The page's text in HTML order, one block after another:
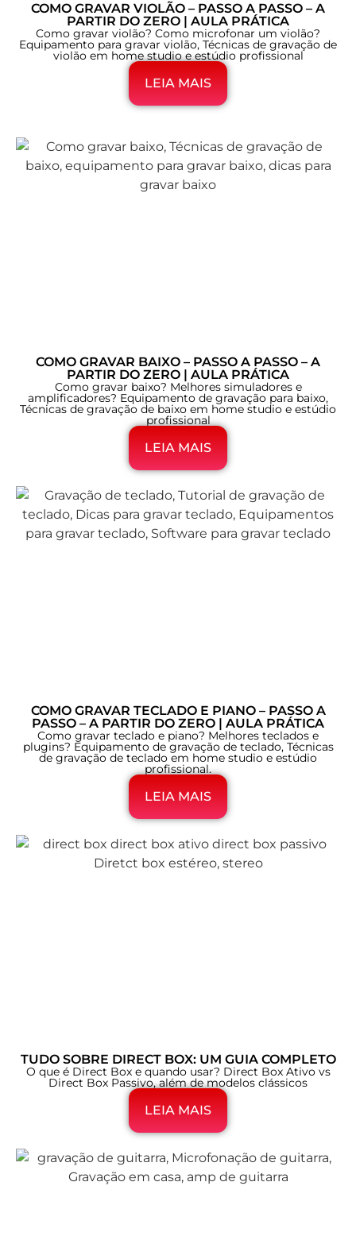
COMO GRAVAR VIOLÃO – PASSO A PASSO – A
PARTIR DO ZERO | AULA PRÁTICA
Como gravar violão? Como microfonar um violão?
Equipamento para gravar violão, Técnicas de gravação de
violão em home studio e estúdio profissional
LEIA MAIS
COMO GRAVAR BAIXO – PASSO A PASSO – A
PARTIR DO ZERO | AULA PRÁTICA
Como gravar baixo? Melhores simuladores e
amplificadores? Equipamento de gravação para baixo,
Técnicas de gravação de baixo em home studio e estúdio
profissional
LEIA MAIS
COMO GRAVAR TECLADO E PIANO – PASSO A
PASSO – A PARTIR DO ZERO | AULA PRÁTICA
Como gravar teclado e piano? Melhores teclados e
plugins? Equipamento de gravação de teclado, Técnicas
de gravação de teclado em home studio e estúdio
profissional.
LEIA MAIS
TUDO SOBRE DIRECT BOX: UM GUIA COMPLETO
O que é Direct Box e quando usar? Direct Box Ativo vs
Direct Box Passivo, além de modelos clássicos
LEIA MAIS